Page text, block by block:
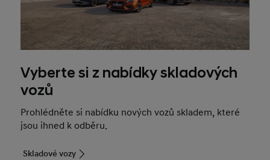
Vyberte si z nabídky skladových
vozů
Prohlédněte si nabídku nových vozů skladem, které
jsou ihned k odběru.
Skladové vozy